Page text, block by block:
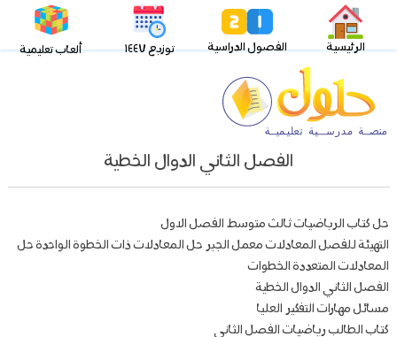
الرئيسية الفصول الدراسية توزيع ١٤٤٧ ألعاب تعليمية
الفصل الثاني الدوال الخطية
حل كتاب الرياضيات ثالث متوسط الفصل الاول
التهيئة للفصل المعادلات معمل الجبر حل المعادلات ذات الخطوة الواحدة حل
المعادلات المتعددة الخطوات
الفصل الثاني الدوال الخطية
مسائل مهارات التفكير العليا
كتاب الطالب رياضيات الفصل الثاني